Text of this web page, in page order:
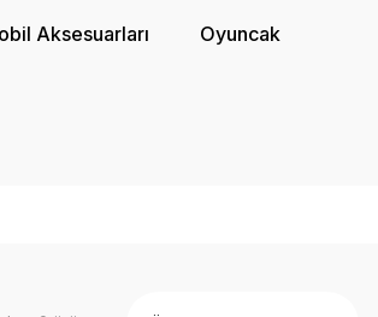
Aksesuarları Oyuncak